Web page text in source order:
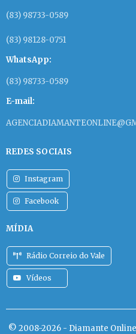
(83) 98733-0589
(83) 98128-0751
WhatsApp:
(83) 98733-0589
E-mail:
REDES SOCIAIS
Instagram
Facebook
MÍDIA
Rádio Correio do Vale
Vídeos
© 2008-2026 - Diamante